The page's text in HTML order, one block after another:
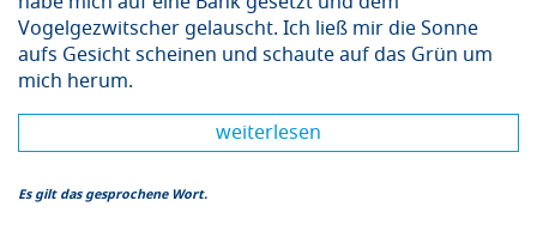
Vogelgezwitscher gelauscht. Ich ließ mir die Sonne
aufs Gesicht scheinen und schaute auf das Grün um
mich herum.
weiterlesen
Es gilt das gesprochene Wort.